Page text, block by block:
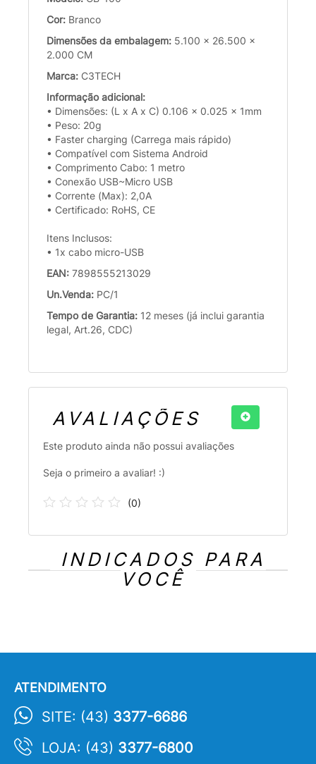
Cor: Branco
Dimensões da embalagem: 5.100 x 26.500 x
2.000 CM
Marca: C3TECH
Informação adicional:
• Dimensões: (L x A x C) 0.106 x 0.025 x 1mm
• Peso: 20g
• Faster charging (Carrega mais rápido)
• Compatível com Sistema Android
• Comprimento Cabo: 1 metro
• Conexão USB~Micro USB
• Corrente (Max): 2,0A
• Certificado: RoHS, CE
Itens Inclusos:
• 1x cabo micro-USB
EAN: 7898555213029
Un.Venda: PC/1
Tempo de Garantia: 12 meses (já inclui garantia
legal, Art.26, CDC)
AVALIAÇÕES
Este produto ainda não possui avaliações
Seja o primeiro a avaliar! :)
(0)
INDICADOS PARA
VOCÊ
ATENDIMENTO
SITE: (43) 3377-6686
LOJA: (43) 3377-6800